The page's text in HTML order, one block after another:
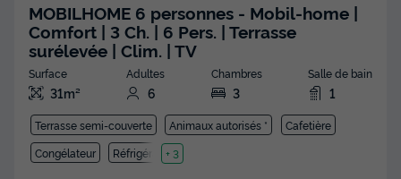
MOBILHOME 6 personnes - Mobil-home |
Comfort | 3 Ch. | 6 Pers. | Terrasse
surélevée | Clim. | TV
Surface
31m²
Adultes
6
Chambres
3
Salle de bain
1
Terrasse semi-couverte Animaux autorisés *
Cafetière
Congélateur
Réfrigérateur
+ 3